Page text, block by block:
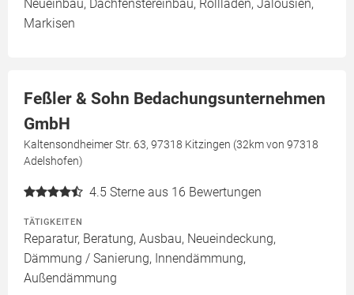
Neueinbau, Dachfenstereinbau, Rollläden, Jalousien,
Markisen
Feßler & Sohn Bedachungsunternehmen
GmbH
Kaltensondheimer Str. 63, 97318 Kitzingen (32km von 97318
Adelshofen)
4.5 Sterne aus 16 Bewertungen
TÄTIGKEITEN
Reparatur, Beratung, Ausbau, Neueindeckung,
Dämmung / Sanierung, Innendämmung,
Außendämmung